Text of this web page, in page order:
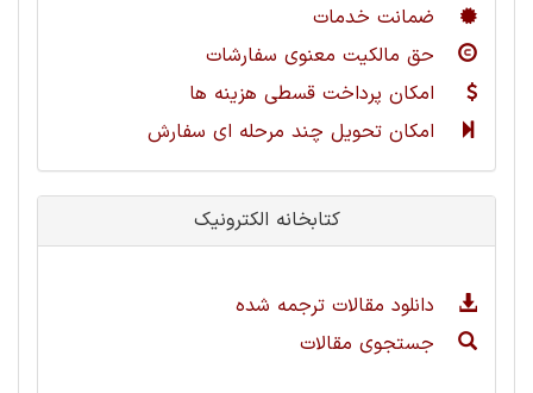
ضمانت خدمات
حق مالکیت معنوی سفارشات
امکان پرداخت قسطی هزینه ها
امکان تحویل چند مرحله ای سفارش
کتابخانه الکترونیک
دانلود مقالات ترجمه شده
جستجوی مقالات